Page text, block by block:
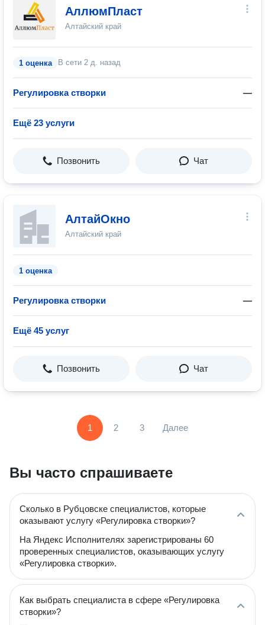
АллюмПласт
Алтайский край
1 оценка В сети 2 д. назад
Регулировка створки —
Ещё 23 услуги
Позвонить Чат
АлтайОкно
Алтайский край
1 оценка
Регулировка створки —
Ещё 45 услуг
Позвонить Чат
1 2 3 Далее
Вы часто спрашиваете
Сколько в Рубцовске специалистов, которые
оказывают услугу «Регулировка створки»?
На Яндекс Исполнителях зарегистрированы 60
проверенных специалистов, оказывающих услугу
«Регулировка створки».
Как выбрать специалиста в сфере «Регулировка
створки»?